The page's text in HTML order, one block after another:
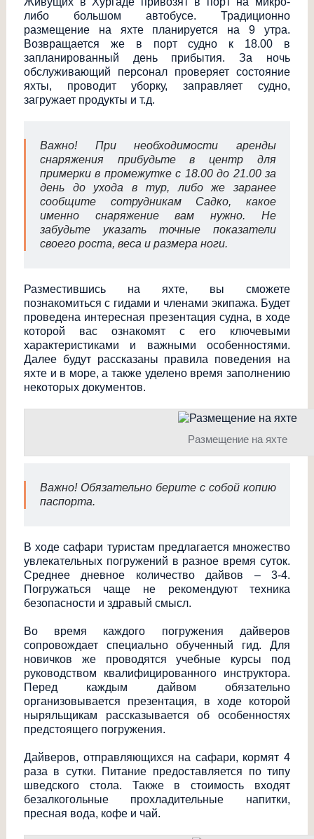
либо большом автобусе. Традиционно
размещение на яхте планируется на 9 утра.
Возвращается же в порт судно к 18.00 в
запланированный день прибытия. За ночь
обслуживающий персонал проверяет состояние
яхты, проводит уборку, заправляет судно,
загружает продукты и т.д.
Важно! При необходимости аренды
снаряжения прибудьте в центр для
примерки в промежутке с 18.00 до 21.00 за
день до ухода в тур, либо же заранее
сообщите сотрудникам Садко, какое
именно снаряжение вам нужно. Не
забудьте указать точные показатели
своего роста, веса и размера ноги.
Разместившись на яхте, вы сможете
познакомиться с гидами и членами экипажа. Будет
проведена интересная презентация судна, в ходе
которой вас ознакомят с его ключевыми
характеристиками и важными особенностями.
Далее будут рассказаны правила поведения на
яхте и в море, а также уделено время заполнению
некоторых документов.
Размещение на яхте
Важно! Обязательно берите с собой копию
паспорта.
В ходе сафари туристам предлагается множество
увлекательных погружений в разное время суток.
Среднее дневное количество дайвов – 3-4.
Погружаться чаще не рекомендуют техника
безопасности и здравый смысл.
Во время каждого погружения дайверов
сопровождает специально обученный гид. Для
новичков же проводятся учебные курсы под
руководством квалифицированного инструктора.
Перед каждым дайвом обязательно
организовывается презентация, в ходе которой
ныряльщикам рассказывается об особенностях
предстоящего погружения.
Дайверов, отправляющихся на сафари, кормят 4
раза в сутки. Питание предоставляется по типу
шведского стола. Также в стоимость входят
безалкогольные прохладительные напитки,
пресная вода, кофе и чай.